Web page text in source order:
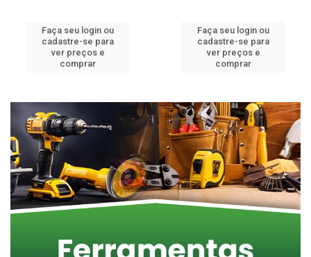
Faça seu login ou
cadastre-se para
ver preços e
comprar
Faça seu login ou
cadastre-se para
ver preços e
comprar